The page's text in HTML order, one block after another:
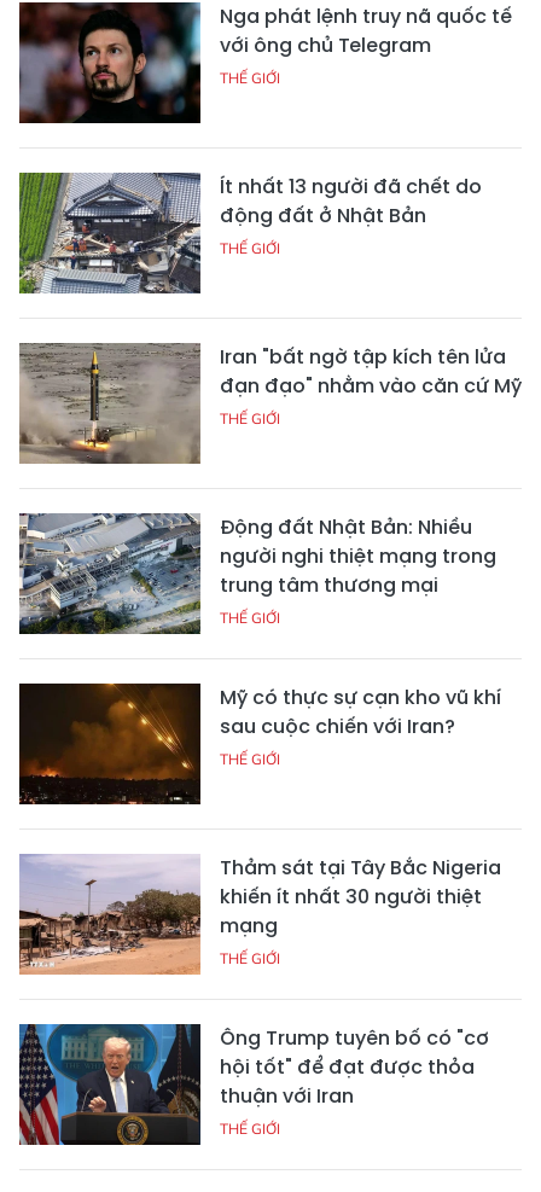
Nga phát lệnh truy nã quốc tế
với ông chủ Telegram
THẾ GIỚI
Ít nhất 13 người đã chết do
động đất ở Nhật Bản
THẾ GIỚI
Iran "bất ngờ tập kích tên lửa
đạn đạo" nhằm vào căn cứ Mỹ
THẾ GIỚI
Động đất Nhật Bản: Nhiều
người nghi thiệt mạng trong
trung tâm thương mại
THẾ GIỚI
Mỹ có thực sự cạn kho vũ khí
sau cuộc chiến với Iran?
THẾ GIỚI
Thảm sát tại Tây Bắc Nigeria
khiến ít nhất 30 người thiệt
mạng
THẾ GIỚI
Ông Trump tuyên bố có "cơ
hội tốt" để đạt được thỏa
thuận với Iran
THẾ GIỚI